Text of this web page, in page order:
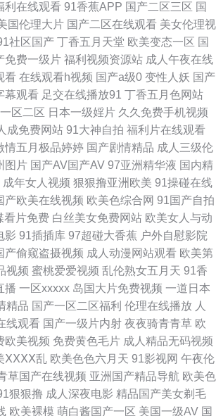
小说 豆花入口官网 东京热AV电影 国产人片久久 大
欧美性爱 成人精品18 国产精品蜜芽AV 欧美A片
综合 欧美性爱午夜影院 91婷婷西瓜 国产操海角社区
视频 超碰精品久久 含羞草操视频 美女18网站 欧美性
69福利社 蜜桃麻豆久久 人人妻人人摸 四虎黄一级片
司机 蜜桃AV97 伊人福利在线 91在线看 福利91 草草
丝 综合另类 日韩福利视频导航 五月天成人导航 91产
女诱惑 91免费看视频 伊人色影院 在线观看成人网址
网 伊人另类色色综合 天天干精品视频 欧美专区 久草
高清福利 97視頻 超碰公开在线91 欧美肏屄视频 欧
拍 操美女福利导航 福利内射官网 福利微拍在线导航
丝袜 日本人妻字幕 欧美另类TV 欧美色图小va 日本
利在线观看 91香蕉APP 国产二区三区 国
国伦理大片 国产二区在线观看 美女伦理视
社区国产 丁香五月天堂 欧美变态一区 国
免费一级片 福利视频资源站 成人午夜在线
看 在线观看h视频 国产a级0 变性人妖 国产
幕观看 足交在线播放91 丁香五月色网站
区二区 日本一级婬片 久久免费手机视频
成免费网站 91大神自拍 福利片在线观看
情五月极品婷婷 国产剧情精品 成人三级伦
图片 国产AV国产AV 97亚洲精华液 国内精
成年女人视频 狠狠撸亚洲欧美 91操碰在线
产欧美在线视频 欧美色综合网 91国产自拍
看片免费 白丝美女免费网站 欧美女人与动
影 91插插库 97超碰大香蕉 户外自慰影院
产偷窥盗摄视频 成人动漫网站观看 欧美第
视频 蜜桃爱爱视频 乱伦熟女五月天 91香
播 一区xxxxx 岛国大片免费视频 一道日本
精品 国产一区二区福利 伦理在线播放 人
线观看 国产一级片内射 夜夜骑青青草 欧
欧美视频 免费黄色毛片 成人精品无码视频
ⅩⅩⅩⅩ乱 欧美色色六月天 91影视网 午夜伦
草国产在线视频 亚洲国产精品导航 欧美色
狠狠撸 成人深夜电影 精品国产美女剃毛
欧美裸模 萌白酱国产一区 美国一级AV 国